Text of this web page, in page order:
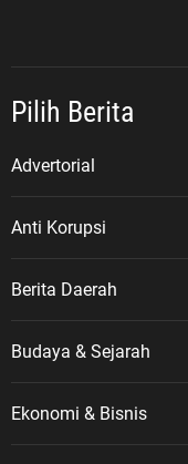
Pilih Berita
Advertorial
Anti Korupsi
Berita Daerah
Budaya & Sejarah
Ekonomi & Bisnis